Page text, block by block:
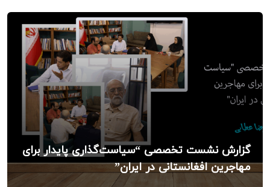
گزارش نشست تخصصی “سیاست‌گذاری پایدار برای
مهاجرین افغانستانی در ایران”